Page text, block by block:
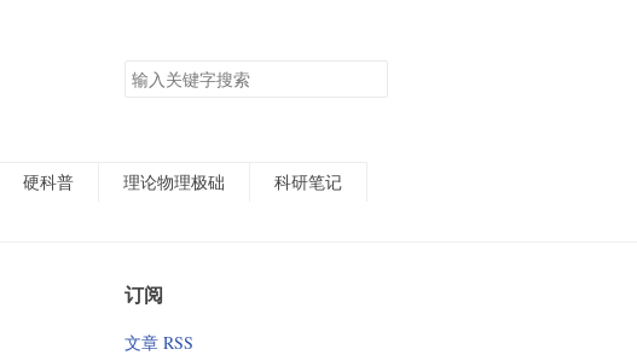
搜
索
硬科普 理论物理极础
科研笔记
订阅
文章 RSS